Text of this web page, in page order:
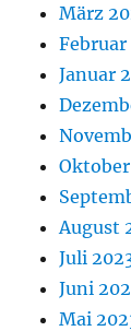
März
Februar
Januar
August
Juli
Juni
Mai